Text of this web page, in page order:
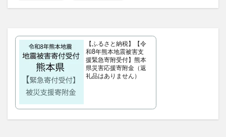
ピリモキープマスクジェルウォッシュ
アクセーヌトライアルセット ルナソル
GREEN SPOON(グリーンスプーン)
MiMC(エムアイエムシー)
【ふるさと納税】【令
和8年熊本地震被害支
援緊急寄附受付】熊本
県災害応援寄附金（返
礼品はありません）